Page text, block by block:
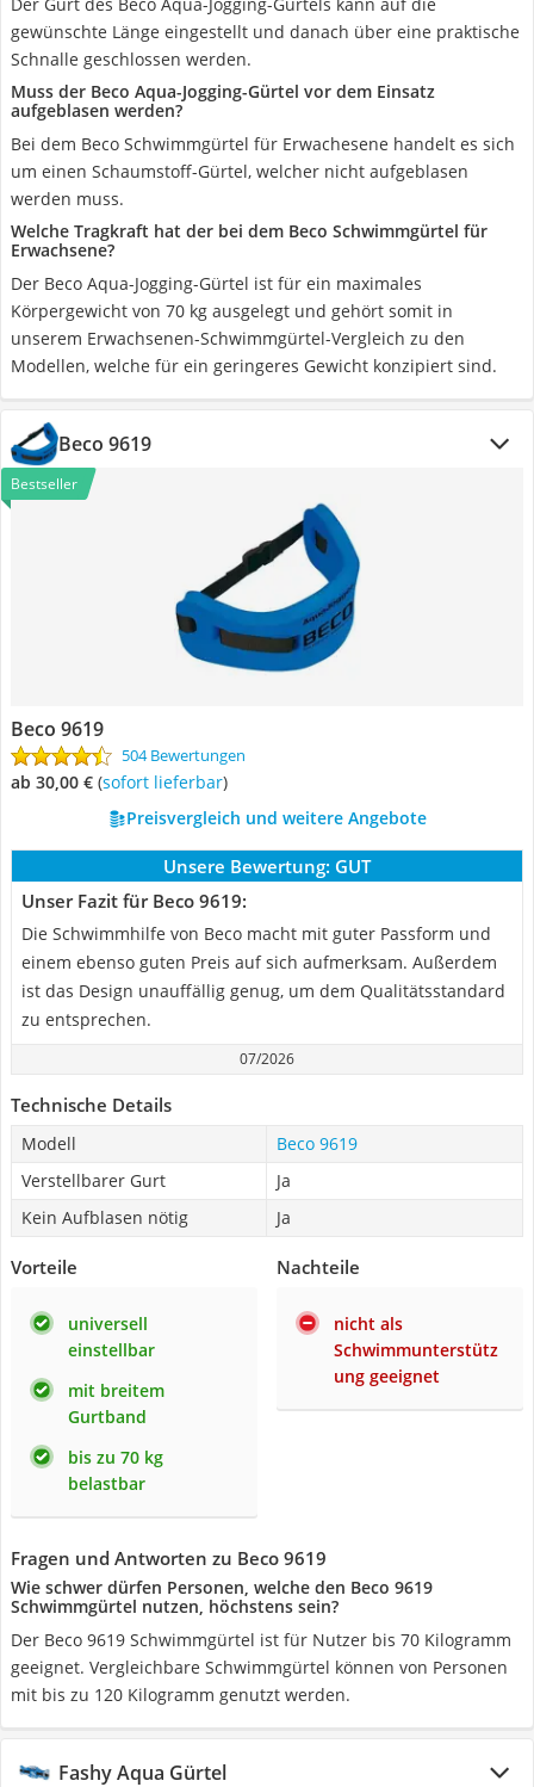
gewünschte Länge eingestellt und danach über eine praktische
Schnalle geschlossen werden.
Muss der Beco Aqua-Jogging-Gürtel vor dem Einsatz
aufgeblasen werden?
Bei dem Beco Schwimmgürtel für Erwachesene handelt es sich
um einen Schaumstoff-Gürtel, welcher nicht aufgeblasen
werden muss.
Welche Tragkraft hat der bei dem Beco Schwimmgürtel für
Erwachsene?
Der Beco Aqua-Jogging-Gürtel ist für ein maximales
Körpergewicht von 70 kg ausgelegt und gehört somit in
unserem Erwachsenen-Schwimmgürtel-Vergleich zu den
Modellen, welche für ein geringeres Gewicht konzipiert sind.
Beco 9619
Bestseller
Beco 9619
504 Bewertungen
ab 30,00 € ( Sofort lieferbar)
Preisvergleich und weitere Angebote
Unsere Bewertung: GUT
Unser Fazit für Beco 9619:
Die Schwimmhilfe von Beco macht mit guter Passform und
einem ebenso guten Preis auf sich aufmerksam. Außerdem
ist das Design unauffällig genug, um dem Qualitätsstandard
zu entsprechen.
07/2026
Technische Details
Modell
Beco 9619
Verstellbarer Gurt
Ja
Kein Aufblasen nötig
Ja
Vorteile
universell
einstellbar
mit breitem
Gurtband
bis zu 70 kg
belastbar
Nachteile
nicht als
Schwimmunterstütz
ung geeignet
Fragen und Antworten zu Beco 9619
Wie schwer dürfen Personen, welche den Beco 9619
Schwimmgürtel nutzen, höchstens sein?
Der Beco 9619 Schwimmgürtel ist für Nutzer bis 70 Kilogramm
geeignet. Vergleichbare Schwimmgürtel können von Personen
mit bis zu 120 Kilogramm genutzt werden.
Fashy Aqua Gürtel